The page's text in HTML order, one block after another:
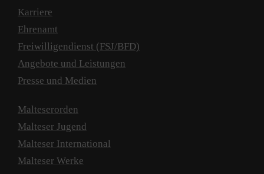
Karriere
Ehrenamt
Freiwilligendienst (FSJ/BFD)
Angebote und Leistungen
Presse und Medien
Malteserorden
Malteser Jugend
Malteser International
Malteser Werke